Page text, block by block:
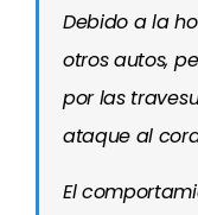
Debido a la
otros autos,
por las
ataque al
El